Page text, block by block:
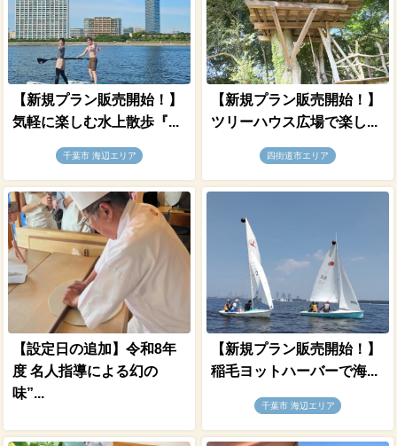
【新規プラン販売開始！】
気軽に楽しむ水上散歩『...
千葉市 海辺エリア
【新規プラン販売開始！】
ツリーハウス広場で楽し...
四街道市エリア
【設定日の追加】令和8年
度 名人指導による幻の
味”...
【新規プラン販売開始！】
稲毛ヨットハーバーで海...
千葉市 海辺エリア